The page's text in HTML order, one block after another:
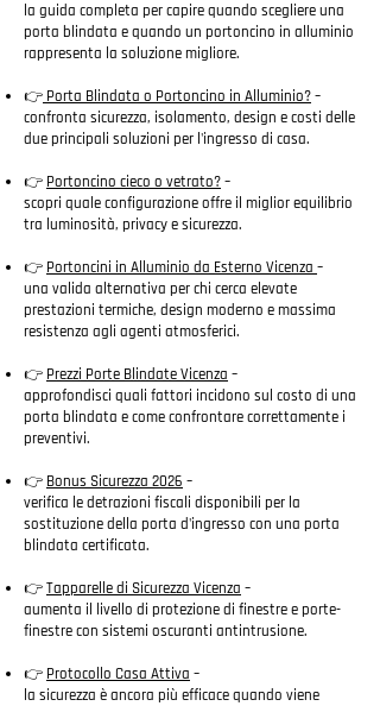
la guida completa per capire quando scegliere una
porta blindata e quando un portoncino in alluminio
rappresenta la soluzione migliore.
👉 Porta Blindata o Portoncino in Alluminio?–
confronta sicurezza, isolamento, design e costi delle
due principali soluzioni per l'ingresso di casa.
👉 Portoncino cieco o vetrato?–
scopri quale configurazione offre il miglior equilibrio
tra luminosità, privacy e sicurezza.
👉 Portoncini in Alluminio da Esterno Vicenza –
una valida alternativa per chi cerca elevate
prestazioni termiche, design moderno e massima
resistenza agli agenti atmosferici.
👉 Prezzi Porte Blindate Vicenza –
approfondisci quali fattori incidono sul costo di una
porta blindata e come confrontare correttamente i
preventivi.
👉 Bonus Sicurezza 2026 –
verifica le detrazioni fiscali disponibili per la
sostituzione della porta d'ingresso con una porta
blindata certificata.
👉Tapparelle di Sicurezza Vicenza –
aumenta il livello di protezione di finestre e porte-
finestre con sistemi oscuranti antintrusione.
👉 Protocollo Casa Attiva –
la sicurezza è ancora più efficace quando viene